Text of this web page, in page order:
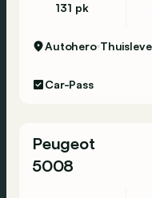
131 pk
Autohero
Car-Pass
Peugeot
5008